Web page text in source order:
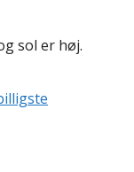
sol er høj.